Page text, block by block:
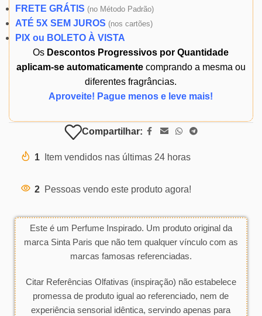
FRETE GRÁTIS (no Método Padrão)
ATÉ 5X SEM JUROS (nos cartões)
PIX ou BOLETO À VISTA
Os Descontos Progressivos por Quantidade
aplicam-se automaticamentecomprando a mesma ou
diferentes fragrâncias.
Aproveite! Pague menos e leve mais!
Compartilhar:
1 Item vendidos nas últimas 24 horas
2 Pessoas vendo este produto agora!
Este é um Perfume Inspirado. Um produto original da
marca Sinta Paris que não tem qualquer vínculo com as
marcas famosas referenciadas.
Citar Referências Olfativas (inspiração) não estabelece
promessa de produto igual ao referenciado, nem de
experiência sensorial idêntica, servindo apenas para